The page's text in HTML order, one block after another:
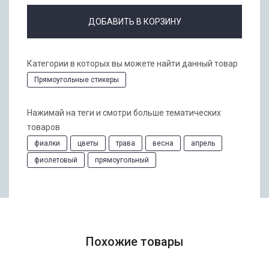
ДОБАВИТЬ В КОРЗИНУ
Категории в которых вы можете найти данный товар
Прямоугольные стикеры
Нажимай на теги и смотри больше тематических
товаров
фиалки цветы трава весна
апрель
фиолетовый
прямоугольный
Похожие товары